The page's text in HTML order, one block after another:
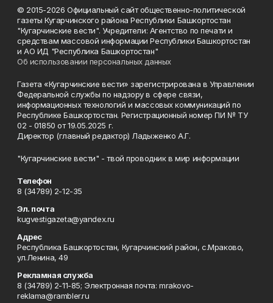
© 2015-2026 Официальный сайт общественно-политической
газеты Кугарчинского района Республики Башкортостан
"Кугарчинские вести". Учредители: Агентство по печати и
средствам массовой информации Республики Башкортостан
и АО ИД "Республика Башкортостан"
Об использовании персональных данных
Газета «Кугарчинские вести» зарегистрирована в Управлении
Федеральной службы по надзору в сфере связи,
информационных технологий и массовых коммуникаций по
Республике Башкортостан. Регистрационный номер ПИ № ТУ
02 - 01850 от 19.05.2025 г.
Директор (главный редактор) Ладыженко А.Г.
"Кугарчинские вести" - твой проводник в мир информации
Телефон
8 (34789) 2-12-35
Эл. почта
kugvestigazeta@yandex.ru
Адрес
Республика Башкортостан, Кугарчинский район, с.Мраково,
ул.Ленина, 49
Рекламная служба
8 (34789) 2-11-85; Электронная почта: mrakovo-
reklama@rambler.ru